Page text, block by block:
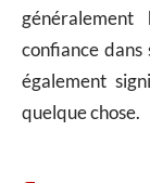
confiance
également
quelque chose.